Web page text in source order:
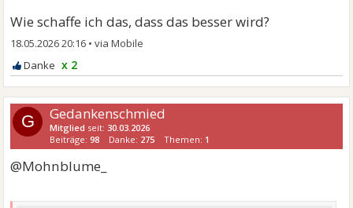
Wie schaffe ich das, dass das besser wird?
18.05.2026 20:16 •
x 2
G Gedankenschmied
Mitglied seit: 30.03.2026
Beiträge:98 Danke: 275 Themen: 1
@Mohnblume_